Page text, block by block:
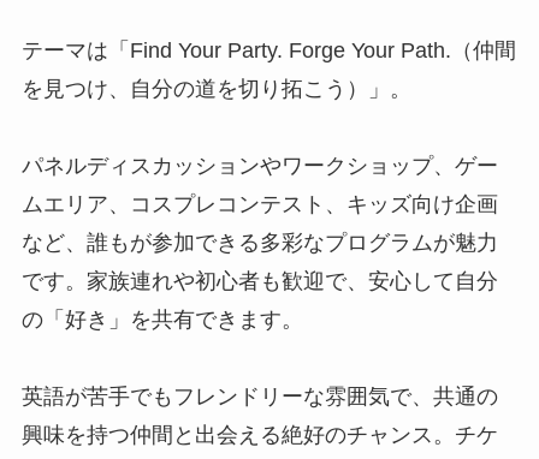
テーマは「Find Your Party. Forge Your Path.（仲間
を見つけ、自分の道を切り拓こう）」。
パネルディスカッションやワークショップ、ゲー
ムエリア、コスプレコンテスト、キッズ向け企画
など、誰もが参加できる多彩なプログラムが魅力
です。家族連れや初心者も歓迎で、安心して自分
の「好き」を共有できます。
英語が苦手でもフレンドリーな雰囲気で、共通の
興味を持つ仲間と出会える絶好のチャンス。チケ